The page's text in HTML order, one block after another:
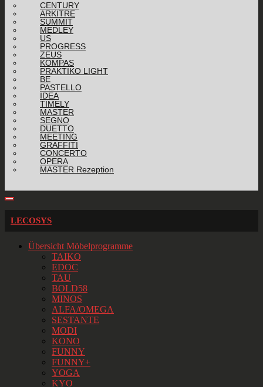
CENTURY
ARKITRE
SUMMIT
MEDLEY
US
PROGRESS
ZEUS
KOMPAS
PRAKTIKO LIGHT
BE
PASTELLO
IDEA
TIMELY
MASTER
SEGNO
DUETTO
MEETING
GRAFFITI
CONCERTO
OPERA
MASTER Rezeption
LECOSYS
Übersicht Möbelprogramme
TAIKO
EDOC
TAU
BOLD58
MINOS
ALFA/OMEGA
SESTANTE
MODI
KONO
FUNNY
FUNNY+
YOGA
KYO